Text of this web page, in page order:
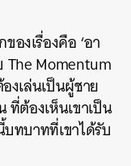
องเรื่องคือ ‘อา
The Momentum
งเล่นเป็นผู้ชาย
ต้องเห็นเขาเป็น
ทบาทที่เขาได้รับ